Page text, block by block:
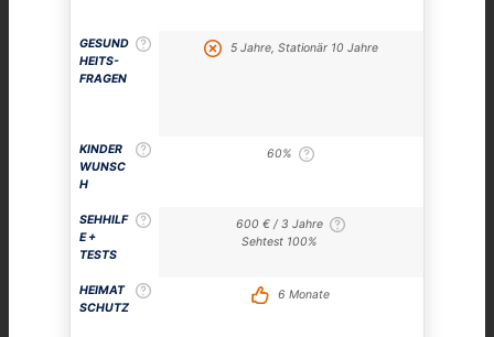
GESUND
HEITS-
FRAGEN
KINDER
WUNSC
H
SEHHILF
E +
TESTS
HEIMAT
SCHUTZ
5 Jahre, Stationär 10 Jahre
60%
600 € / 3 Jahre
Sehtest 100%
6 Monate